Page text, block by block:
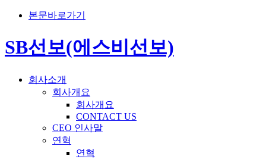
본문바로가기
SB선보(에스비선보)
회사소개
회사개요
회사개요
CONTACT US
CEO 인사말
연혁
연혁